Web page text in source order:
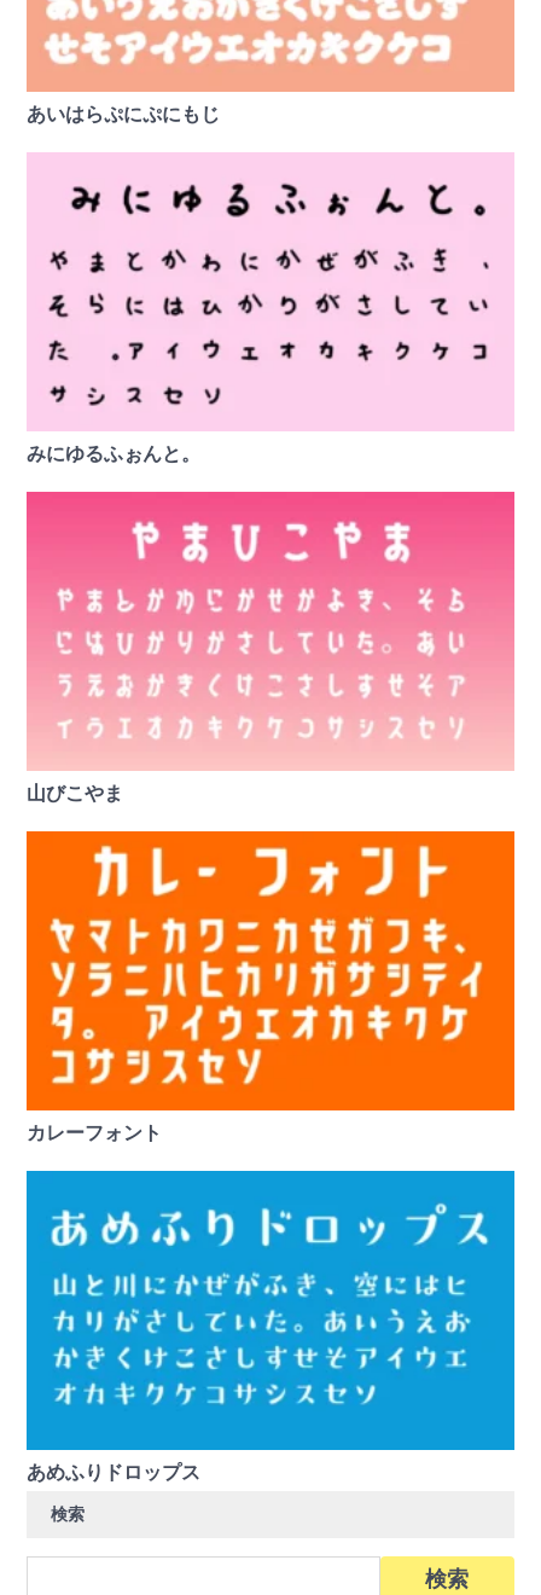
あいはらぷにぷにもじ
みにゆるふぉんと。
山びこやま
カレーフォント
あめふりドロップス
検索